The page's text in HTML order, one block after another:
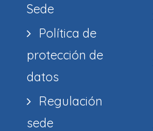
Sede
Política de
protección de
datos
Regulación
sede